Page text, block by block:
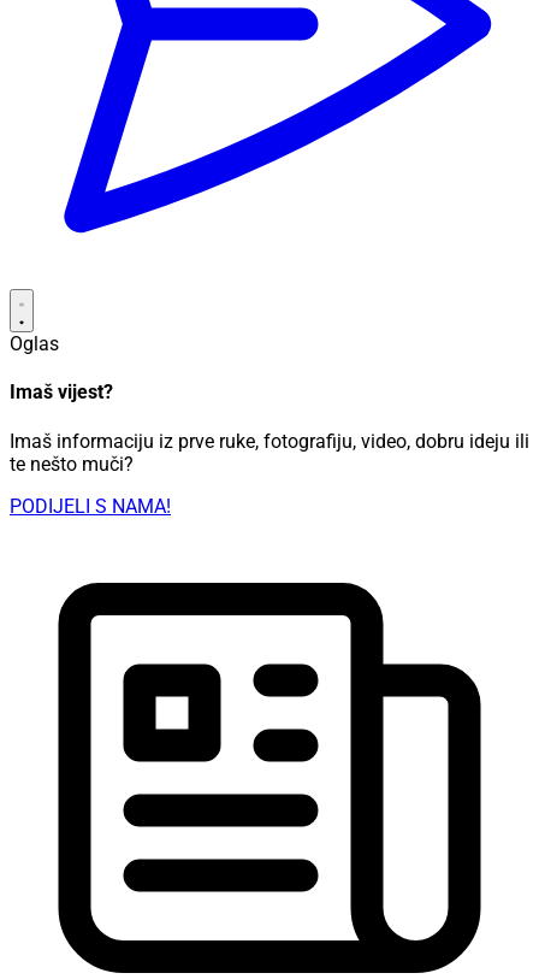
Oglas
Imaš vijest?
Imaš informaciju iz prve ruke, fotografiju, video, dobru ideju ili
te nešto muči?
PODIJELI S NAMA!